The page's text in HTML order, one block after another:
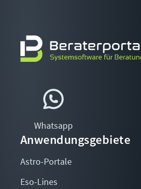
Whatsapp
Anwendungsgebiete
Astro-Portale
Eso-Lines